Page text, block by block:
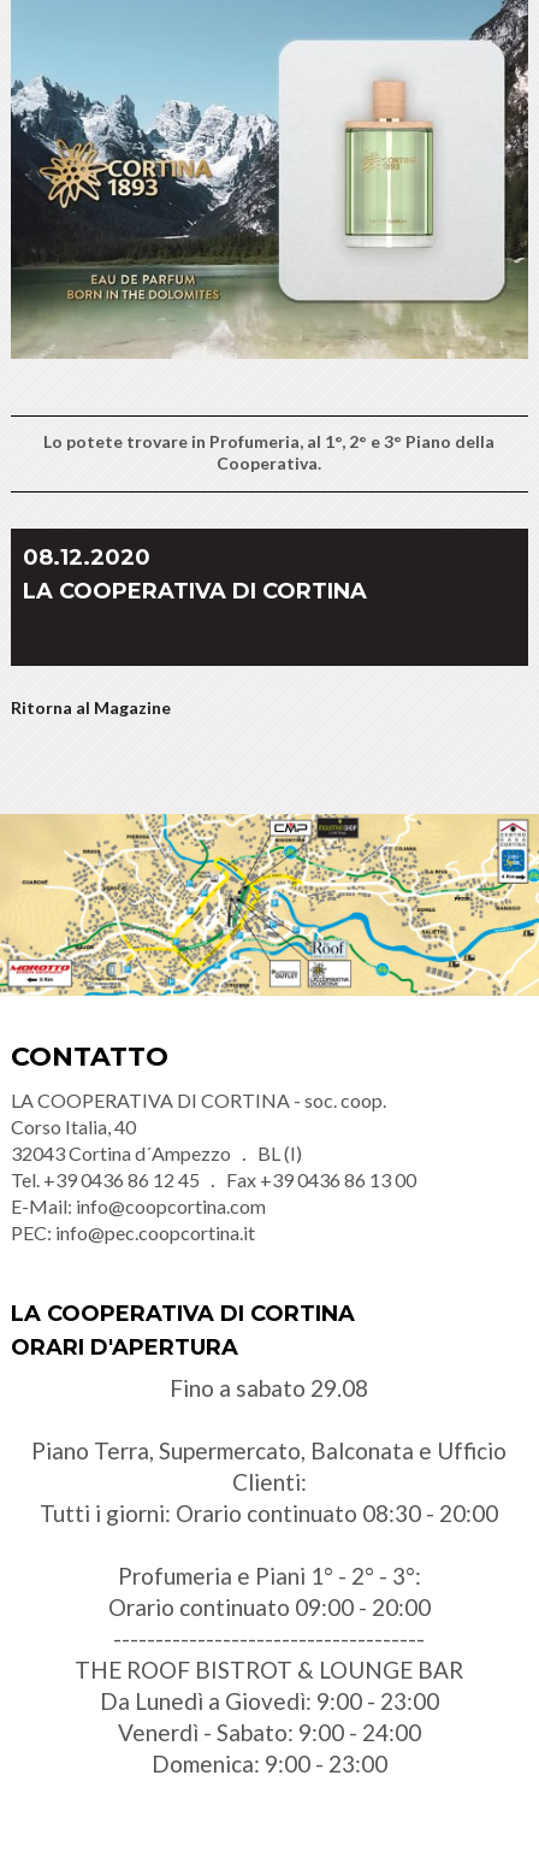
Lo potete trovare in Profumeria, al 1°, 2° e 3° Piano della
Cooperativa.
08.12.2020
LA COOPERATIVA DI CORTINA
Ritorna al Magazine
CONTATTO
LA COOPERATIVA DI CORTINA - soc. coop.
Corso Italia, 40
32043Cortina d´Ampezzo
BL (I)
Tel. +39 0436 86 12 45 Fax +39 0436 86 13 00
E-Mail: info@coopcortina.com
PEC: info@pec.coopcortina.it
LA COOPERATIVA DI CORTINA
ORARI D'APERTURA
Fino a sabato 29.08
Piano Terra, Supermercato, Balconata e Ufficio
Clienti:
Tutti i giorni: Orario continuato 08:30 - 20:00
Profumeria e Piani 1° - 2° - 3°:
Orario continuato 09:00 - 20:00
-------------------------------------
THE ROOF BISTROT & LOUNGE BAR
Da Lunedì a Giovedì: 9:00 - 23:00
Venerdì - Sabato: 9:00 - 24:00
Domenica: 9:00 - 23:00